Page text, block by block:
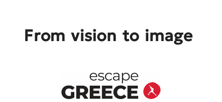
From vision to image